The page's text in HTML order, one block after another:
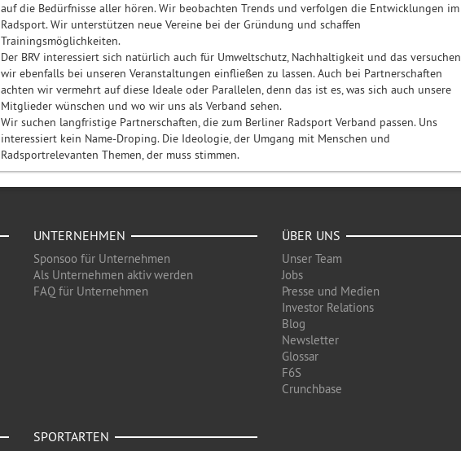
auf die Bedürfnisse aller hören. Wir beobachten Trends und verfolgen die Entwicklungen im
Radsport. Wir unterstützen neue Vereine bei der Gründung und schaffen
Trainingsmöglichkeiten.
Der BRV interessiert sich natürlich auch für Umweltschutz, Nachhaltigkeit und das versuchen
wir ebenfalls bei unseren Veranstaltungen einfließen zu lassen. Auch bei Partnerschaften
achten wir vermehrt auf diese Ideale oder Parallelen, denn das ist es, was sich auch unsere
Mitglieder wünschen und wo wir uns als Verband sehen.
Wir suchen langfristige Partnerschaften, die zum Berliner Radsport Verband passen. Uns
interessiert kein Name-Droping. Die Ideologie, der Umgang mit Menschen und
Radsportrelevanten Themen, der muss stimmen.
UNTERNEHMEN
Sponsoo für Unternehmen
Als Unternehmen aktiv werden
FAQ für Unternehmen
ÜBER UNS
Unser Team
Jobs
Presse und Medien
Investor Relations
Blog
Newsletter
Glossar
F6S
Crunchbase
SPORTARTEN